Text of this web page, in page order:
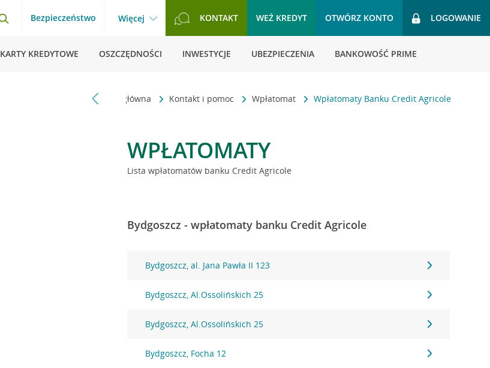
Bezpieczeństwo Więcej KONTAKT WEŹ KREDYT OTWÓRZ KONTO LOGOWANIE
KARTY KREDYTOWE OSZCZĘDNOŚCI INWESTYCJE UBEZPIECZENIA BANKOWOŚĆ PRIME
Strona główna Kontakt i pomoc Wpłatomat Wpłatomaty Banku Credit Agricole
WPŁATOMATY
Lista wpłatomatów banku Credit Agricole
Bydgoszcz - wpłatomaty banku Credit Agricole
Bydgoszcz, al. Jana Pawła II 123
Bydgoszcz, Al.Ossolińskich 25
Bydgoszcz, Al.Ossolińskich 25
Bydgoszcz, Focha 12